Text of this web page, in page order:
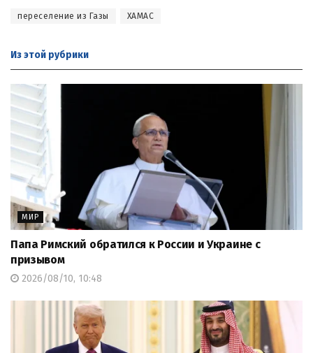
переселение из Газы ХАМАС
Из этой рубрики
МИР
Папа Римский обратился к России и Украине с
призывом
2026/08/10, 10:48